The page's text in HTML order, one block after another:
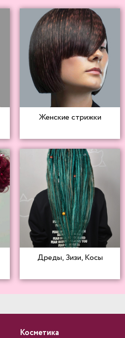
Женские стрижки
Дреды, Зизи, Косы
Косметика